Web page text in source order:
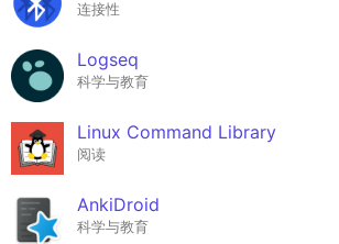
连接性
Logseq
科学与教育
Linux Command Library
阅读
AnkiDroid
科学与教育